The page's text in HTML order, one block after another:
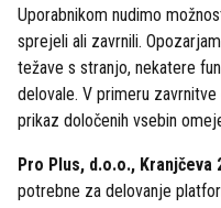
Uporabnikom nudimo
sprejeli ali zavrnili.
težave s stranjo, nekatere
delovale. V primeru
prikaz določenih vsebin
Pro Plus, d.o.o., Kranjčeva
potrebne za delovanje